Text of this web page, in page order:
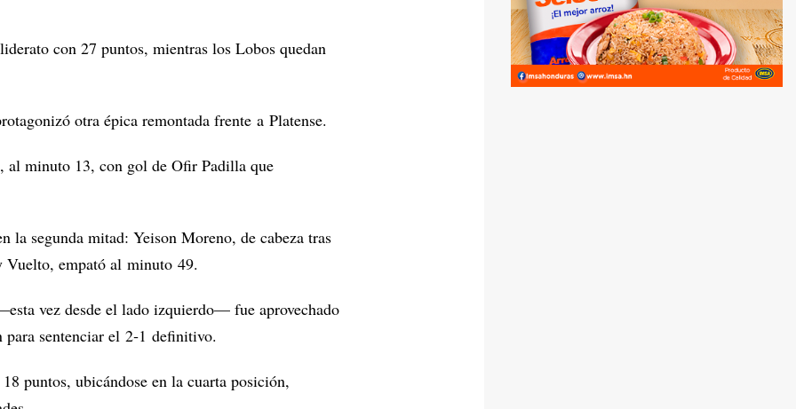
con 27 puntos, mientras los Lobos quedan
otra épica remontada frente a Platense.
al minuto 13, con gol de Ofir Padilla que
la segunda mitad: Yeison Moreno, de cabeza tras
Vuelto, empató al minuto 49.
vez desde el lado izquierdo— fue aprovechado
sentenciar el 2‑1 definitivo.
puntos, ubicándose en la cuarta posición,